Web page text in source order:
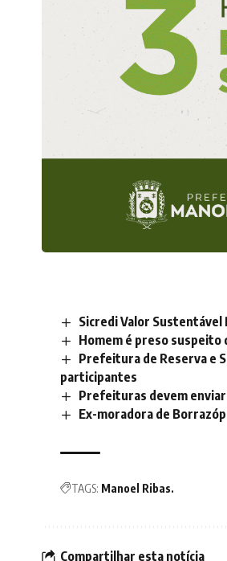
Sicredi Valor Sustentável
Homem é preso suspeito
Prefeitura de Reserva e
participantes
Prefeituras devem enviar
Ex-moradora de
TAGS: Manoel Ribas.
Compartilhar esta notícia